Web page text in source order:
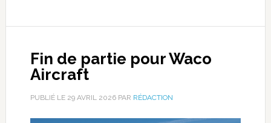
Fin de partie pour Waco
Aircraft
PUBLIÉ LE 29 AVRIL 2026PAR RÉDACTION